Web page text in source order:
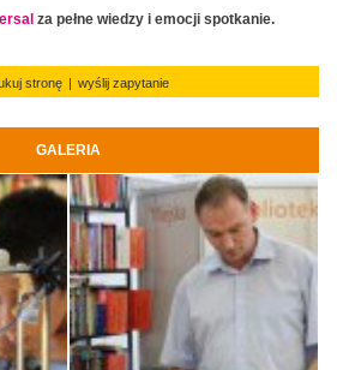
za pełne wiedzy i emocji spotkanie.
stronę | wyślij zapytanie
GALERIA